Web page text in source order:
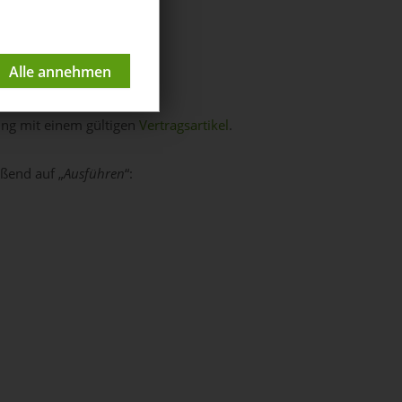
mit einem gültigen Vertragsartikel.
auf „Ausführen“: